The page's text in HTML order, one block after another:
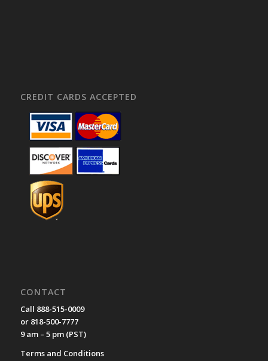
CREDIT CARDS ACCEPTED
CONTACT
Call 888-515-0009
or 818-500-7777
9 am – 5 pm (PST)
Terms and Conditions